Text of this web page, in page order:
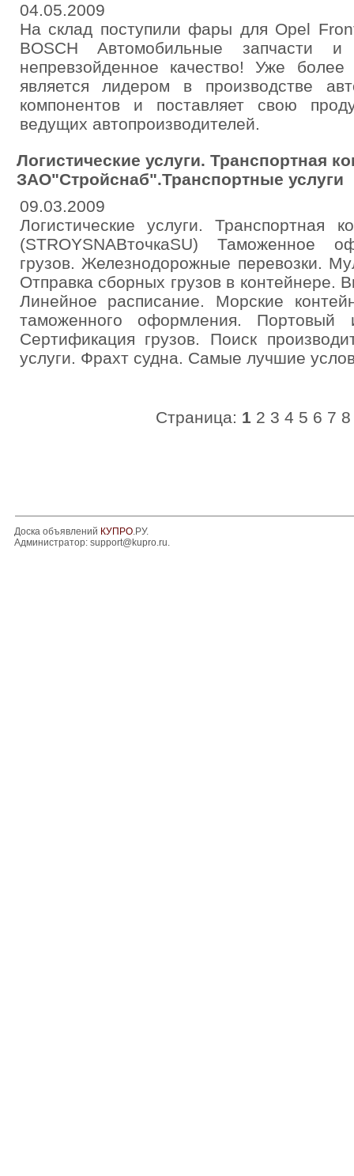
04.05.2009
На склад поступили фары для Opel
BOSCH Автомобильные запчасти
непревзойденное качество! Уже
является лидером в производстве
компонентов и поставляет свою
ведущих автопроизводителей.
Логистические услуги. Транспортная
ЗАО"Стройснаб".Транспортные услуги
09.03.2009
Логистические услуги. Транспортная
(STROYSNABточкаSU) Таможенное
грузов. Железнодорожные перевозки.
Отправка сборных грузов в контейнере.
Линейное расписание. Морские
таможенного оформления. Портовый
Сертификация грузов. Поиск
услуги. Фрахт судна. Самые лучшие
Страница: 1 2 3 4 5 6 7 8
Доска объявлений КУПРО.РУ.
Администратор: support@kupro.ru.